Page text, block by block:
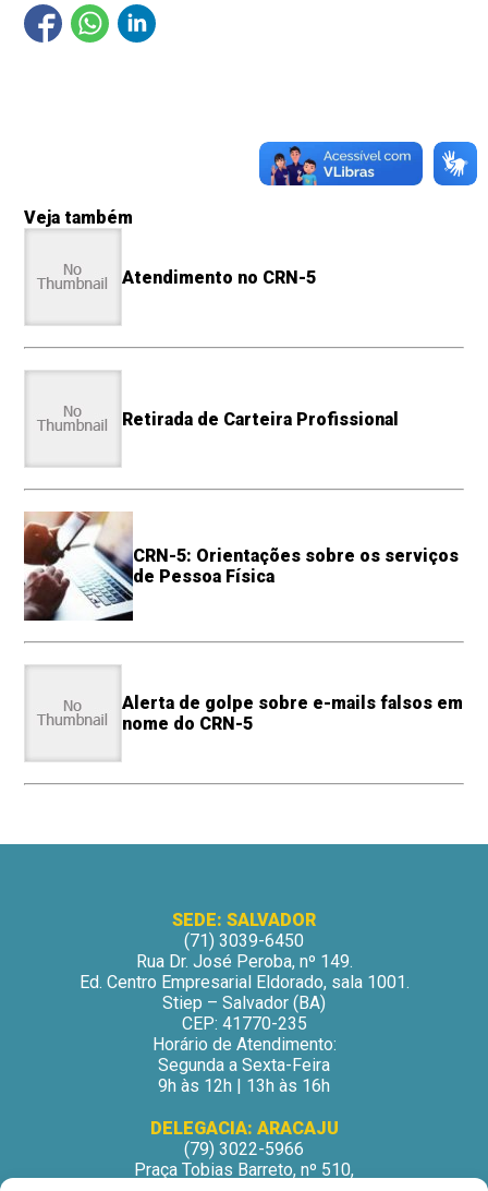
Veja também
Atendimento no CRN-5
Retirada de Carteira Profissional
CRN-5: Orientações sobre os serviços
de Pessoa Física
Alerta de golpe sobre e-mails falsos em
nome do CRN-5
SEDE: SALVADOR
(71) 3039-6450
Rua Dr. José Peroba, nº 149.
Ed. Centro Empresarial Eldorado, sala 1001.
Stiep – Salvador (BA)
CEP: 41770-235
Horário de Atendimento:
Segunda a Sexta-Feira
9h às 12h | 13h às 16h
DELEGACIA: ARACAJU
(79) 3022-5966
Praça Tobias Barreto, nº 510,